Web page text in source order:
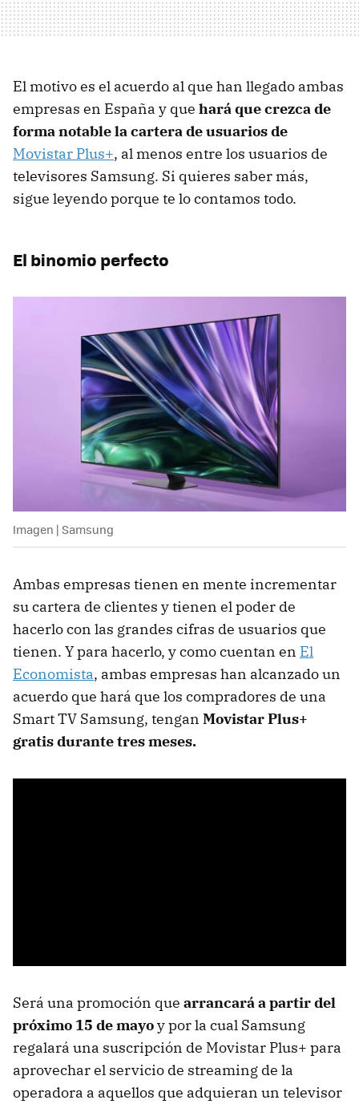
El motivo es el acuerdo al que han llegado ambas
empresas en España y que hará que crezca de
forma notable la cartera de usuarios de
Movistar Plus+, al menos entre los usuarios de
televisores Samsung. Si quieres saber más,
sigue leyendo porque te lo contamos todo.
El binomio perfecto
Imagen | Samsung
Ambas empresas tienen en mente incrementar
su cartera de clientes y tienen el poder de
hacerlo con las grandes cifras de usuarios que
tienen. Y para hacerlo, y como cuentan en El
Economista, ambas empresas han alcanzado un
acuerdo que hará que los compradores de una
Smart TV Samsung, tengan Movistar Plus+
gratis durante tres meses.
Será una promoción que arrancará a partir del
próximo 15 de mayoy por la cual Samsung
regalará una suscripción de Movistar Plus+ para
aprovechar el servicio de streaming de la
operadora a aquellos que adquieran un televisor